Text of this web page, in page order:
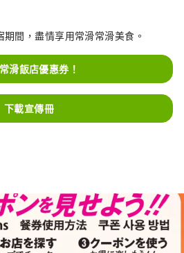
間，盡情享用常滑常滑美食。
滑飯店優惠券！
下載宣傳冊